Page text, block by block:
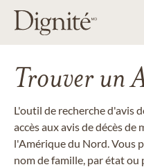
Trouver un
L'outil de recherche d'avis
accès aux avis de décès
l'Amérique du Nord. Vous
nom de famille, par état ou